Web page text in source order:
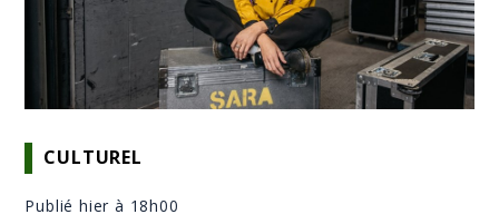
CULTUREL
Publié hier à 18h00